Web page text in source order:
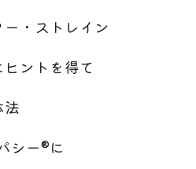
・ストレイン
ントを得て
法
シー®に